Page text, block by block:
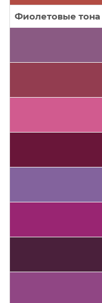
Фиолетовые тона